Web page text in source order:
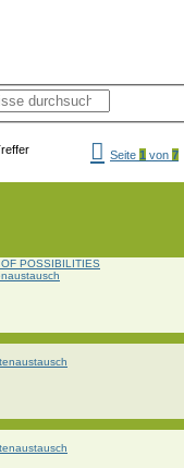
Seite 1 von 7
POSSIBILITIES